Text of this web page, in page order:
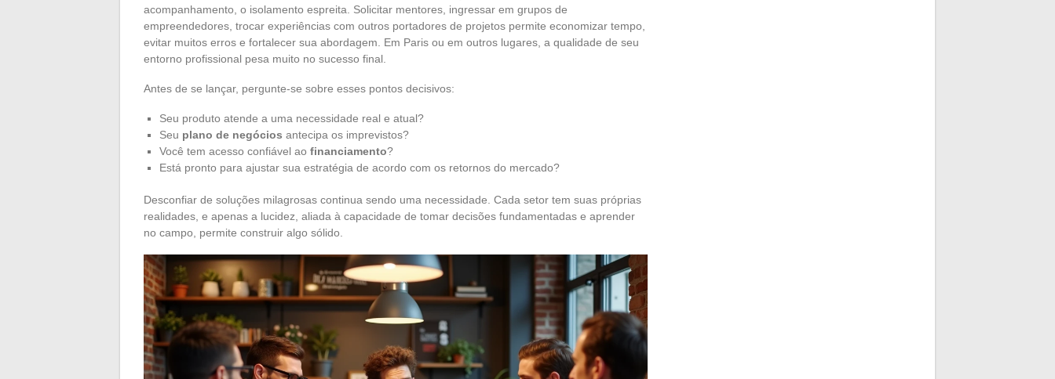
acompanhamento, o isolamento espreita. Solicitar mentores, ingressar em grupos de
empreendedores, trocar experiências com outros portadores de projetos permite economizar tempo,
evitar muitos erros e fortalecer sua abordagem. Em Paris ou em outros lugares, a qualidade de seu
entorno profissional pesa muito no sucesso final.
Antes de se lançar, pergunte-se sobre esses pontos decisivos:
Seu produto atende a uma necessidade real e atual?
Seu plano de negócios antecipa os imprevistos?
Você tem acesso confiável ao financiamento?
Está pronto para ajustar sua estratégia de acordo com os retornos do mercado?
Desconfiar de soluções milagrosas continua sendo uma necessidade. Cada setor tem suas próprias
realidades, e apenas a lucidez, aliada à capacidade de tomar decisões fundamentadas e aprender
no campo, permite construir algo sólido.